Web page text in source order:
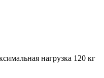
нагрузка 120 кг